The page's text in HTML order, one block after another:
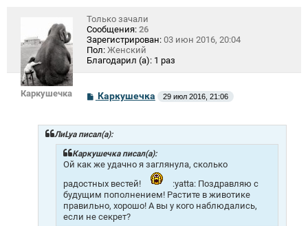
Каркушечка
Только зачали
Сообщения: 26
Зарегистрирован: 03 июн 2016, 20:04
Пол: Женский
Благодарил (а): 1 раз
С
б
щ
е
н
и
Каркушечка 29 июл 2016, 21:06
ЛиLya писал(а):
Каркушечка писал(а):
Ой как же удачно я заглянула, сколько
радостных вестей!
:yatta: Поздравляю с
будущим пополнением! Растите в животике
правильно, хорошо! А вы у кого наблюдались,
если не секрет?